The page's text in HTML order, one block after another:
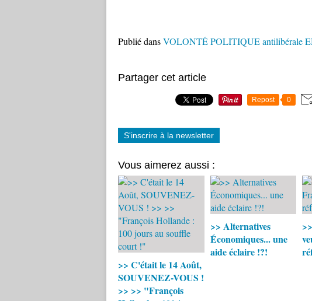
Publié dansVOLONTÉ POLITIQUE antilibérale
Partager cet article
Repost 0
S'inscrire à la newsletter
Vous aimerez aussi :
>> C'était le 14 Août,
SOUVENEZ-VOUS !
>> >> "François
>> Alternatives
Économiques... une
aide éclaire !?!